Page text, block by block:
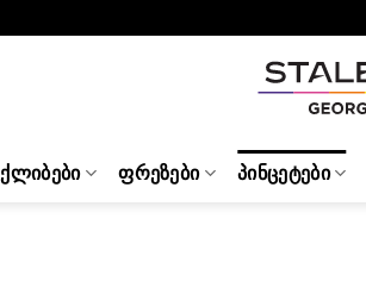
ᲥᲚᲘᲑᲔᲑᲘ ᲤᲠᲔᲖᲔᲑᲘ ᲞᲘᲜᲪᲔᲢᲔᲑᲘ